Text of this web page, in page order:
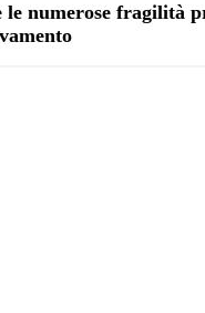
numerose fragilità